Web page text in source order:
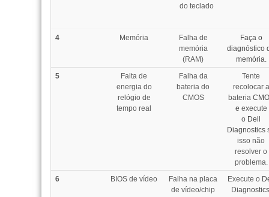
do teclado
4 Memória
Falha de
memória
(RAM)
Faça o
diagnóstico
memória.
5
Falta de
energia do
relógio de
tempo real
Falha da
bateria do
CMOS
Tente
recolocar a
bateria
e execute
o Dell
Diagnostics
isso não
resolver o
problema.
6
BIOS de vídeo
Falha na placa
de vídeo/chip
Execute o